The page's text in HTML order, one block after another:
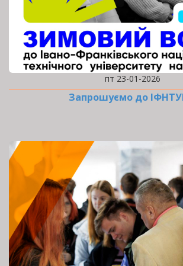
пт 23-01-2026
Запрошуємо до